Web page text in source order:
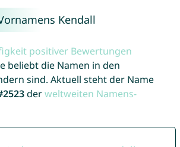
Kendall
positiver Bewertungen
beliebt die Namen in den
sind. Aktuell steht der Name
derweltweiten Namens-